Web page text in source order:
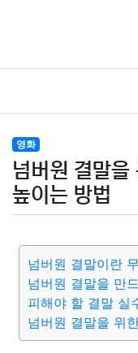
영화
넘버원 결말을
높이는 방법
넘버원 결말이란
넘버원 결말을 만
피해야 할 결말 실
넘버원 결말을 위